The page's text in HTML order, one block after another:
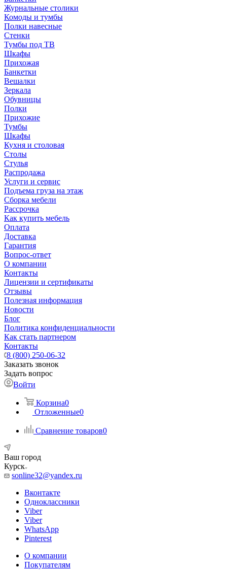
Журнальные столики
Комоды и тумбы
Полки навесные
Стенки
Тумбы под ТВ
Шкафы
Прихожая
Банкетки
Вешалки
Зеркала
Обувницы
Полки
Прихожие
Тумбы
Шкафы
Кухня и столовая
Столы
Стулья
Распродажа
Услуги и сервис
Подъема груза на этаж
Сборка мебели
Рассрочка
Как купить мебель
Оплата
Доставка
Гарантия
Вопрос-ответ
О компании
Контакты
Лицензии и сертификаты
Отзывы
Полезная информация
Новости
Блог
Политика конфиденциальности
Как стать партнером
Контакты
8 (800) 250-06-32
Заказать звонок
Задать вопрос
Войти
Корзина0
Отложенные0
Сравнение товаров0
Ваш город
Курск
sonline32@yandex.ru
Вконтакте
Одноклассники
Viber
Viber
WhatsApp
Pinterest
О компании
Покупателям